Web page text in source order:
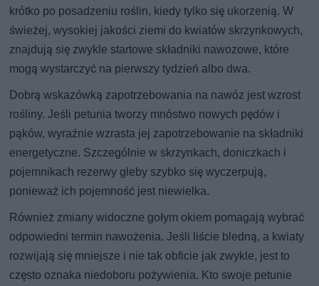
krótko po posadzeniu roślin, kiedy tylko się ukorzenią. W
świeżej, wysokiej jakości ziemi do kwiatów skrzynkowych,
znajdują się zwykle startowe składniki nawozowe, które
mogą wystarczyć na pierwszy tydzień albo dwa.
Dobrą wskazówką zapotrzebowania na nawóz jest wzrost
rośliny. Jeśli petunia tworzy mnóstwo nowych pędów i
pąków, wyraźnie wzrasta jej zapotrzebowanie na składniki
energetyczne. Szczególnie w skrzynkach, doniczkach i
pojemnikach rezerwy gleby szybko się wyczerpują,
ponieważ ich pojemność jest niewielka.
Również zmiany widoczne gołym okiem pomagają wybrać
odpowiedni termin nawożenia. Jeśli liście bledną, a kwiaty
rozwijają się mniejsze i nie tak obficie jak zwykle, jest to
często oznaka niedoboru pożywienia. Kto swoje petunie